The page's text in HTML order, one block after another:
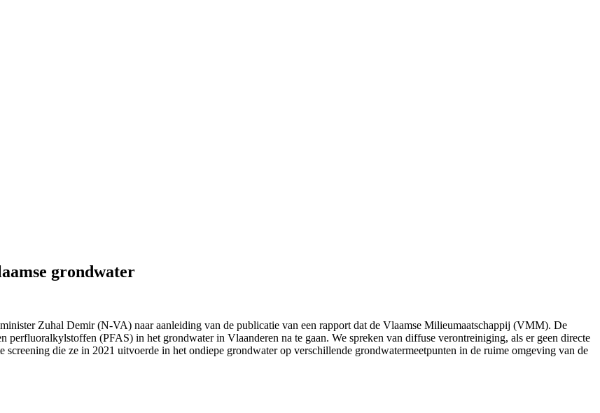
grondwater
Zuhal Demir (N-VA) naar aanleiding van de publicatie van een rapport dat de Vlaamse Milieumaatschappij (VMM). De
(PFAS) in het grondwater in Vlaanderen na te gaan. We spreken van diffuse verontreiniging, als er geen directe
die ze in 2021 uitvoerde in het ondiepe grondwater op verschillende grondwatermeetpunten in de ruime omgeving van de